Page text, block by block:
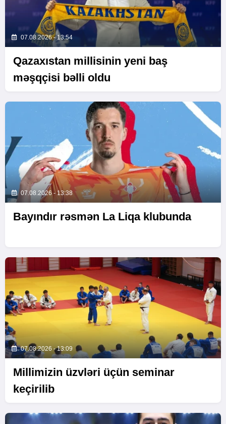
07.08.2026 - 13:54
Qazaxıstan millisinin yeni baş
məşqçisi bəlli oldu
07.08.2026 - 13:38
Bayındır rəsmən La Liqa klubunda
07.08.2026 - 13:09
Millimizin üzvləri üçün seminar
keçirilib